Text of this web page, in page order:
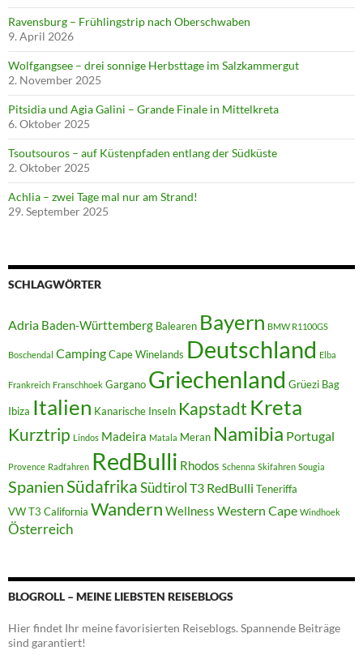
Ravensburg – Frühlingstrip nach Oberschwaben
9. April 2026
Wolfgangsee – drei sonnige Herbsttage im Salzkammergut
2. November 2025
Pitsidia und Agia Galini – Grande Finale in Mittelkreta
6. Oktober 2025
Tsoutsouros – auf Küstenpfaden entlang der Südküste
2. Oktober 2025
Achlia – zwei Tage mal nur am Strand!
29. September 2025
SCHLAGWÖRTER
Adria Baden-Württemberg Balearen Bayern BMW R1100GS
Boschendal CampingCape Winelands Deutschland Elba
Frankreich Franschhoek Gargano Griechenland Grüezi Bag
Ibiza Italien Kanarische Inseln Kapstadt Kreta
Kurztrip Lindos Madeira Matala Meran Namibia Portugal
Provence Radfahren RedBulli Rhodos Schenna Skifahren Sougia
SpanienSüdafrikaSüdtirol T3 RedBulli Teneriffa
VW T3 California Wandern Wellness Western Cape Windhoek
Österreich
BLOGROLL – MEINE LIEBSTEN REISEBLOGS
Hier findet Ihr meine favorisierten Reiseblogs. Spannende Beiträge
sind garantiert!